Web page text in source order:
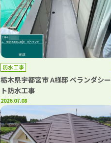
防水工事
栃木県宇都宮市 A様邸 ベランダシー
ト防水工事
2026.07.08